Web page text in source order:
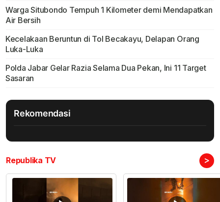
Warga Situbondo Tempuh 1 Kilometer demi Mendapatkan
Air Bersih
Kecelakaan Beruntun di Tol Becakayu, Delapan Orang
Luka-Luka
Polda Jabar Gelar Razia Selama Dua Pekan, Ini 11 Target
Sasaran
Rekomendasi
Republika TV >